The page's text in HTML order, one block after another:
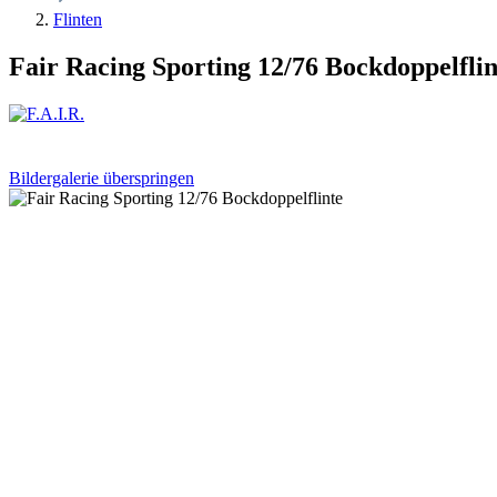
Flinten
Fair Racing Sporting 12/76
Bildergalerie überspringen